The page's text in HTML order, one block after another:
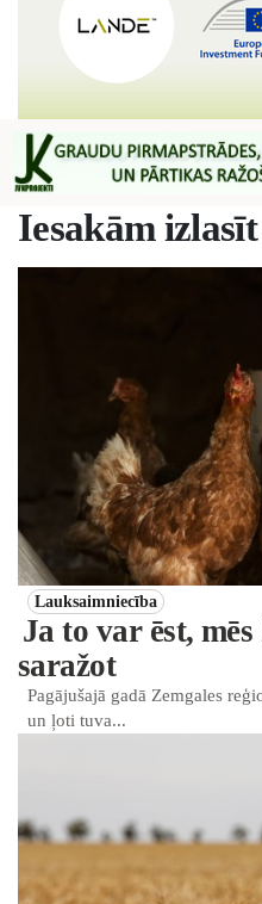
Iesakām izlasīt
Lauksaimniecība
Ja to var ēst,
saražot
Pagājušajā gadā Zemgales
un ļoti tuva...